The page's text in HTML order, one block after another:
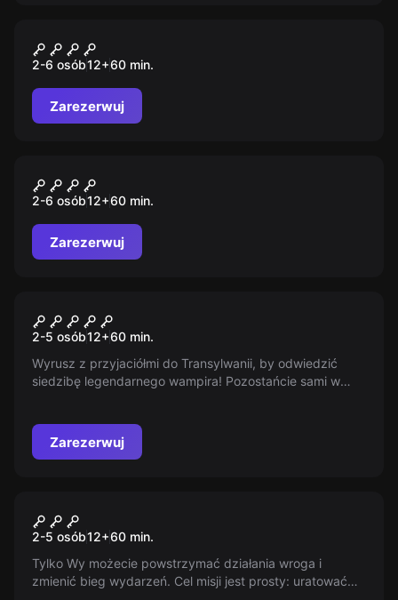
Mroczne piwnice hotelu
2-6 osób12+60 min.
Zarezerwuj
Pracownia Leonarda Da Vinci
2-6 osób12+60 min.
Zarezerwuj
Hrabia Drakula
2-5 osób12+60 min.
Wyrusz z przyjaciółmi do Transylwanii, by odwiedzić
siedzibę legendarnego wampira! Pozostańcie sami w
Zarezerwuj
Na ratunek ludzkości
2-5 osób12+60 min.
Tylko Wy możecie powstrzymać działania wroga i
zmienić bieg wydarzeń. Cel misji jest prosty: uratować